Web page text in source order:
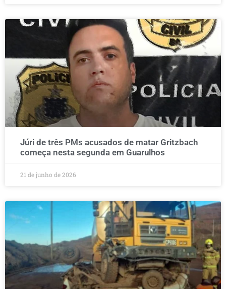
Júri de três PMs acusados de matar Gritzbach
começa nesta segunda em Guarulhos
21 de junho de 2026